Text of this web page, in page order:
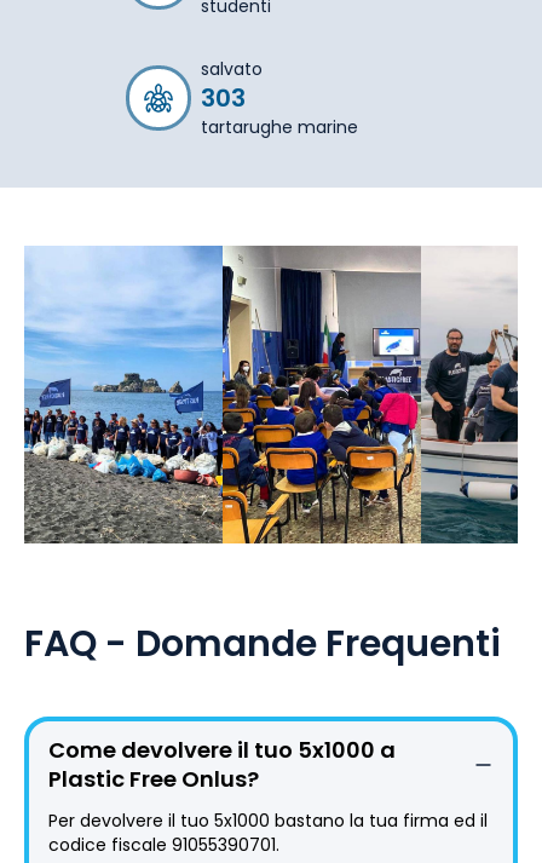
studenti
salvato
303
tartarughe marine
FAQ - Domande Frequenti
Come devolvere il tuo 5x1000 a
Plastic Free Onlus?
Per devolvere il tuo 5x1000 bastano la tua firma ed il
codice fiscale 91055390701.